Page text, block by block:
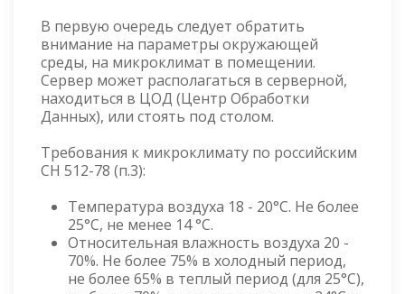
В первую очередь следует обратить
внимание на параметры окружающей
среды, на микроклимат в помещении.
Сервер может располагаться в серверной,
находиться в ЦОД (Центр Обработки
Данных), или стоять под столом.
Требования к микроклимату по российским
СН 512-78 (п.3):
Температура воздуха 18 - 20°С. Не более
25°С, не менее 14 °С.
Относительная влажность воздуха 20 -
70%. Не более 75% в холодный период,
не более 65% в теплый период (для 25°С),